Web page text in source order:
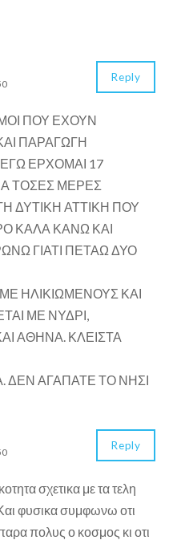
ΠΟΥ ΕΧΟΥΝ
ΠΑΡΑΓΩΓΗ
ΕΓΩ ΕΡΧΟΜΑΙ 17
ΤΟΣΕΣ ΜΕΡΕΣ
ΔΥΤΙΚΗ ΑΤΤΙΚΗ ΠΟΥ
ΚΑΛΑ ΚΑΝΩ ΚΑΙ
ΓΙΑΤΙ ΠΕΤΑΩ ΔΥΟ
ΗΛΙΚΙΩΜΕΝΟΥΣ ΚΑΙ
ΜΕ ΝΥΔΡΙ,
ΑΘΗΝΑ. ΚΛΕΙΣΤΑ
ΔΕΝ ΑΓΑΠΑΤΕ ΤΟ ΝΗΣΙ
Reply
σχετικα με τα τελη
φυσικα συμφωνω οτι
πολυς ο κοσμος κι οτι
Reply